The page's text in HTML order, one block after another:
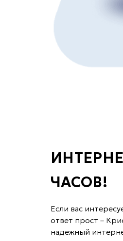
ЧАСОВ!
Если вас
ответ прост –
надежный